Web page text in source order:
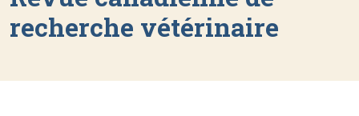
recherche vétérinaire